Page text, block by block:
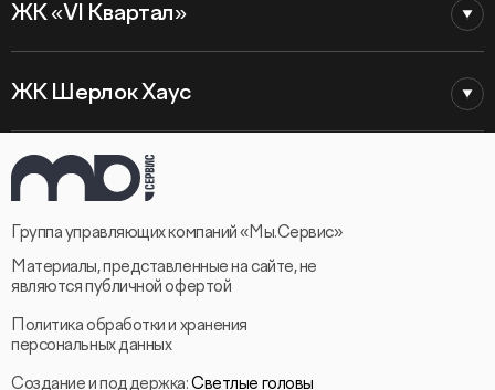
ЖК «VI Квартал»
ЖК Шерлок Хаус
Группа управляющих компаний «Мы.Сервис»
Материалы, представленные на сайте, не
являются публичной офертой
Политика обработки и хранения
персональных данных
Создание и поддержка:Светлые головы